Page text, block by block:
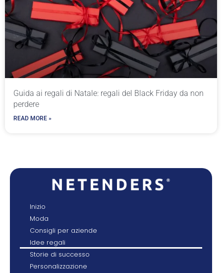
Guida ai regali di Natale: regali del Black Friday da non
perdere
READ MORE »
Inizio
Moda
Consigli per aziende
Idee regali
Storie di successo
Personalizzazione